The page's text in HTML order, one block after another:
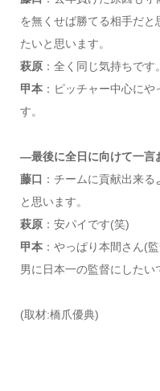
を無くせば勝てる相手だと
たいと思います。
萩原：全く同じ気持ちです。
甲本：ピッチャー中心にや
す。
―最後に全日に向けて一言
藤口 ：チームに貢献出来
と思います。
萩原：安パイです(笑)
甲本：やっぱり本間さん(
男に日本一の監督にしたい
(取材:橋爪優典)